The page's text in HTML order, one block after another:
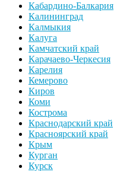
Кабардино-Балкария
Калининград
Калмыкия
Калуга
Камчатский край
Карачаево-Черкесия
Карелия
Кемерово
Киров
Коми
Кострома
Краснодарский край
Красноярский край
Крым
Курган
Курск